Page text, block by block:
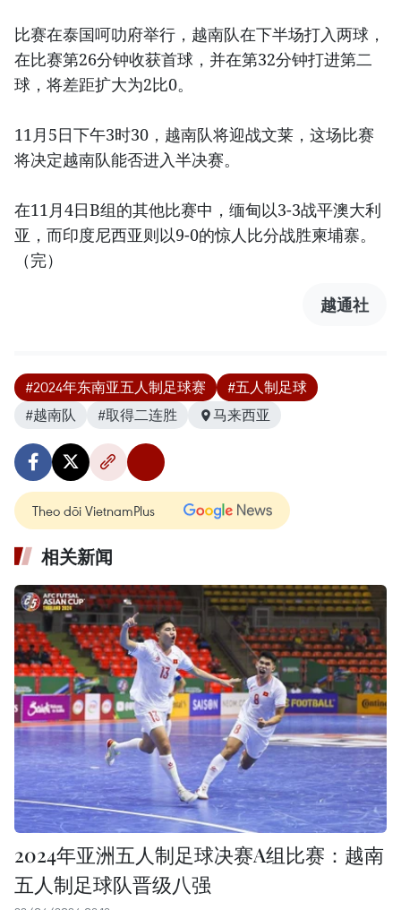
比赛在泰国呵叻府举行，越南队在下半场打入两球，
在比赛第26分钟收获首球，并在第32分钟打进第二
球，将差距扩大为2比0。
11月5日下午3时30，越南队将迎战文莱，这场比赛
将决定越南队能否进入半决赛。
在11月4日B组的其他比赛中，缅甸以3-3战平澳大利
亚，而印度尼西亚则以9-0的惊人比分战胜柬埔寨。
（完）
越通社
#2024年东南亚五人制足球赛
#五人制足球
#越南队
#取得二连胜 马来西亚
Theo dõi VietnamPlus
相关新闻
2024年亚洲五人制足球决赛A组比赛：越南
五人制足球队晋级八强